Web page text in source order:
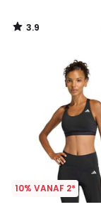
3.9
/
10% VANAF 2*